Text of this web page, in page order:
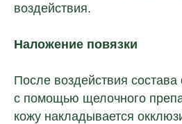
воздействия.
Наложение повязки
После воздействия состава
с помощью щелочного
кожу накладывается